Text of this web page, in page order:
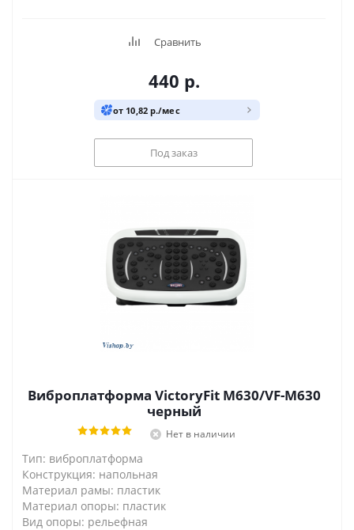
Сравнить
440 р.
от 10,82 р./мес
Под заказ
Виброплатформа VictoryFit M630/VF-M630
черный
Нет в наличии
Тип: виброплатформа
Конструкция: напольная
Материал рамы: пластик
Материал опоры: пластик
Вид опоры: рельефная